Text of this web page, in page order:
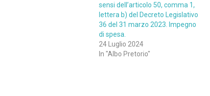
sensi dell’articolo 50, comma 1,
lettera b) del Decreto Legislativo
36 del 31 marzo 2023. Impegno
di spesa.
24 Luglio 2024
In "Albo Pretorio"